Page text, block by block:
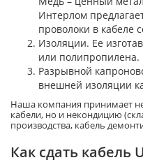
Интерлом
проволоки в кабеле
Изоляции. Ее
или полипропилена.
Разрывной
внешней изоляции
Наша компания принимает
кабели, но и некондицию
производства, кабель
Как сдать кабель